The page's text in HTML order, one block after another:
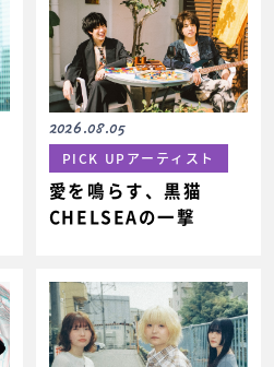
2026.08.05
PICK UPアーティスト
愛を鳴らす、黒猫
CHELSEAの一撃